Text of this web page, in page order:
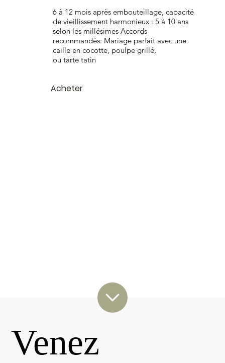
Venez
Acheter
6 à 12 mois après embouteillage, capacité
de vieillissement harmonieux : 5 à 10 ans
selon les millésimes Accords
recommandés: Mariage parfait avec une
caille en cocotte, poulpe grillé,
ou tarte tatin